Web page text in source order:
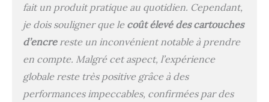
fait un produit pratique au quotidien. Cependant,
je dois souligner que le coût élevé des cartouches
d’encrereste un inconvénient notable à prendre
en compte. Malgré cet aspect, l’expérience
globale reste très positive grâce à des
performances impeccables, confirmées par des